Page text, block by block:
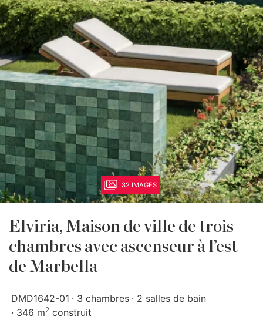
32 IMAGES
Elviria, Maison de ville de trois
chambres avec ascenseur à l’est
de Marbella
DMD1642-01 3 chambres
2 salles de bain
346 m2 construit